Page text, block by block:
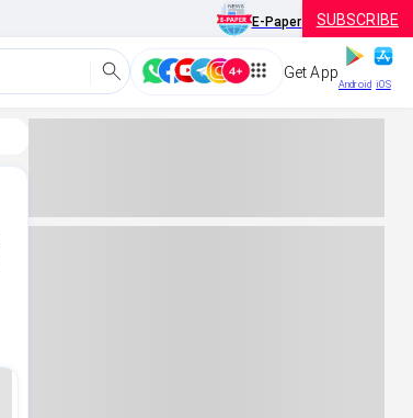
E-Paper SUBSCRIBE
Get App
Android iOS